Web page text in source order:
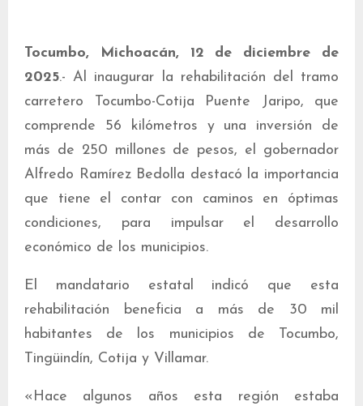
Tocumbo, Michoacán, 12 de diciembre de
2025.- Al inaugurar la rehabilitación del tramo
carretero Tocumbo-Cotija Puente Jaripo, que
comprende 56 kilómetros y una inversión de
más de 250 millones de pesos, el gobernador
Alfredo Ramírez Bedolla destacó la importancia
que tiene el contar con caminos en óptimas
condiciones, para impulsar el desarrollo
económico de los municipios.
El mandatario estatal indicó que esta
rehabilitación beneficia a más de 30 mil
habitantes de los municipios de Tocumbo,
Tingüindín, Cotija y Villamar.
«Hace algunos años esta región estaba